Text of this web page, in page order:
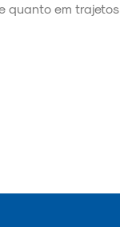
quanto em trajetos